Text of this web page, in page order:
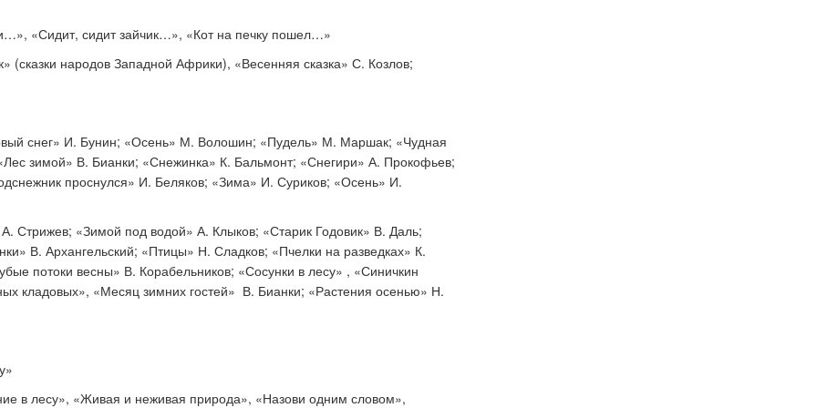
«Сидит, сидит зайчик…», «Кот на печку пошел…»
(сказки народов Западной Африки), «Весенняя сказка» С. Козлов;
снег» И. Бунин; «Осень» М. Волошин; «Пудель» М. Маршак; «Чудная
зимой» В. Бианки; «Снежинка» К. Бальмонт; «Снегири» А. Прокофьев;
проснулся» И. Беляков; «Зима» И. Суриков; «Осень» И.
Стрижев; «Зимой под водой» А. Клыков; «Старик Годовик» В. Даль;
В. Архангельский; «Птицы» Н. Сладков; «Пчелки на разведках» К.
потоки весны» В. Корабельников; «Сосунки в лесу» , «Синичкин
кладовых», «Месяц зимних гостей» В. Бианки; «Растения осенью» Н.
в лесу», «Живая и неживая природа», «Назови одним словом»,